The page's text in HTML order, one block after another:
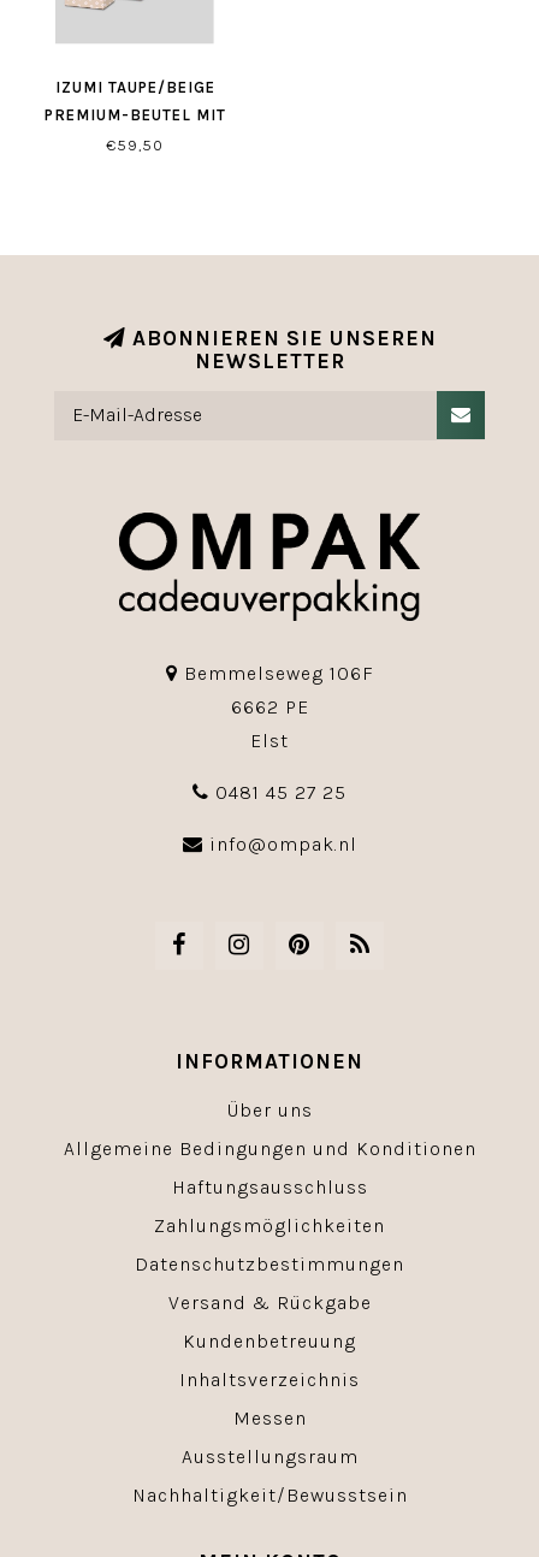
IZUMI TAUPE/BEIGE
PREMIUM-BEUTEL MIT
BLOCKBODEN
€59,50
ABONNIEREN SIE UNSEREN
NEWSLETTER
Bemmelseweg 106F
6662 PE
Elst
0481 45 27 25
info@ompak.nl
INFORMATIONEN
Über uns
Allgemeine Bedingungen und Konditionen
Haftungsausschluss
Zahlungsmöglichkeiten
Datenschutzbestimmungen
Versand & Rückgabe
Kundenbetreuung
Inhaltsverzeichnis
Messen
Ausstellungsraum
Nachhaltigkeit/Bewusstsein